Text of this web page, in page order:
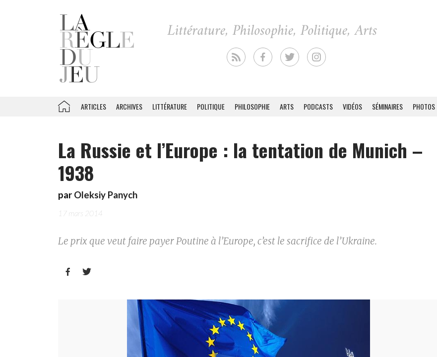
ARTICLES ARCHIVES LITTÉRATURE POLITIQUE PHILOSOPHIE ARTS PODCASTS VIDÉOS SÉMINAIRES PHOTOS
La Russie et l’Europe : la tentation de Munich –
1938
par Oleksiy Panych
17 mars 2014
Le prix que veut faire payer Poutine à l’Europe, c’est le sacrifice de l’Ukraine.
 